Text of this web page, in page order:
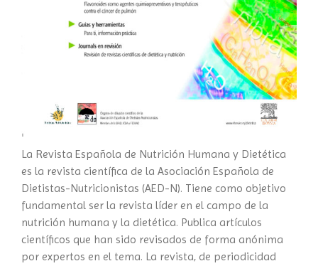
La Revista Española de Nutrición Humana y Dietética
es la revista científica de la Asociación Española de
Dietistas-Nutricionistas (AED-N). Tiene como objetivo
fundamental ser la revista líder en el campo de la
nutrición humana y la dietética. Publica artículos
científicos que han sido revisados de forma anónima
por expertos en el tema. La revista, de periodicidad